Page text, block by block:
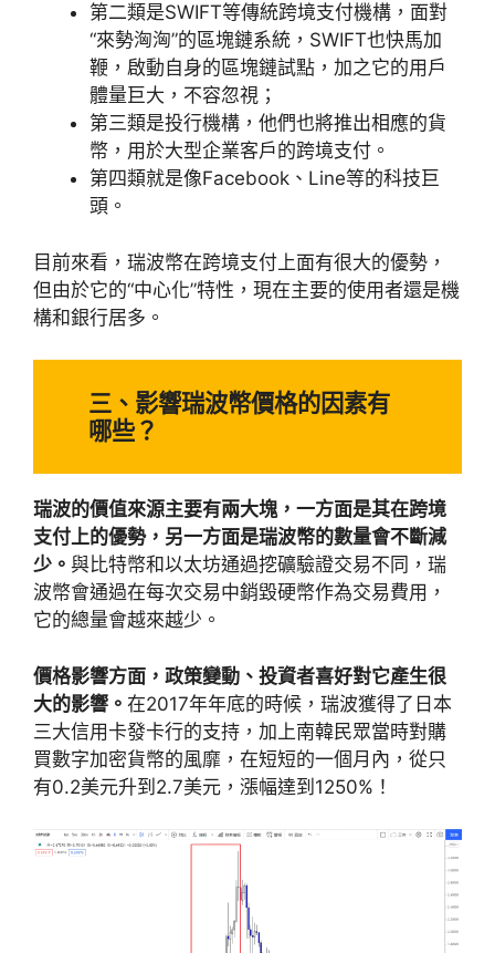
第二類是SWIFT等傳統跨境支付機構，面對
“來勢洶洶”的區塊鏈系統，SWIFT也快馬加
鞭，啟動自身的區塊鏈試點，加之它的用戶
體量巨大，不容忽視；
第三類是投行機構，他們也將推出相應的貨
幣，用於大型企業客戶的跨境支付。
第四類就是像Facebook、Line等的科技巨
頭。
目前來看，瑞波幣在跨境支付上面有很大的優勢，
但由於它的“中心化”特性，現在主要的使用者還是機
構和銀行居多。
三、影響瑞波幣價格的因素有
哪些？
瑞波的價值來源主要有兩大塊，一方面是其在跨境
支付上的優勢，另一方面是瑞波幣的數量會不斷減
少。 與比特幣和以太坊通過挖礦驗證交易不同，瑞
波幣會通過在每次交易中銷毀硬幣作為交易費用，
它的總量會越來越少。
價格影響方面，政策變動、投資者喜好對它產生很
大的影響。 在2017年年底的時候，瑞波獲得了日本
三大信用卡發卡行的支持，加上南韓民眾當時對購
買數字加密貨幣的風靡，在短短的一個月內，從只
有0.2美元升到2.7美元，漲幅達到1250%！